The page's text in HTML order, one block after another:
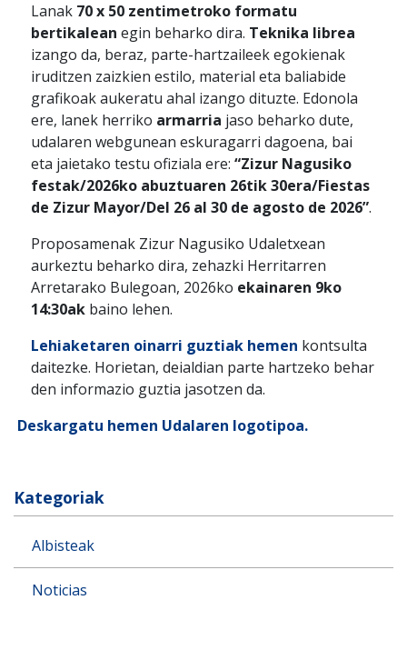
Lanak 70 x 50 zentimetroko formatu
bertikalean egin beharko dira. Teknika librea
izango da, beraz, parte-hartzaileek egokienak
iruditzen zaizkien estilo, material eta baliabide
grafikoak aukeratu ahal izango dituzte. Edonola
ere, lanek herriko armarria jaso beharko dute,
udalaren webgunean eskuragarri dagoena, bai
eta jaietako testu ofiziala ere: “Zizur Nagusiko
festak/2026ko abuztuaren 26tik 30era/Fiestas
de Zizur Mayor/Del 26 al 30 de agosto de 2026”.
Proposamenak Zizur Nagusiko Udaletxean
aurkeztu beharko dira, zehazki Herritarren
Arretarako Bulegoan, 2026ko ekainaren 9ko
14:30akbaino lehen.
Lehiaketaren oinarri guztiak hemen kontsulta
daitezke. Horietan, deialdian parte hartzeko behar
den informazio guztia jasotzen da.
Deskargatu hemen Udalaren logotipoa.
Kategoriak
Albisteak
Noticias